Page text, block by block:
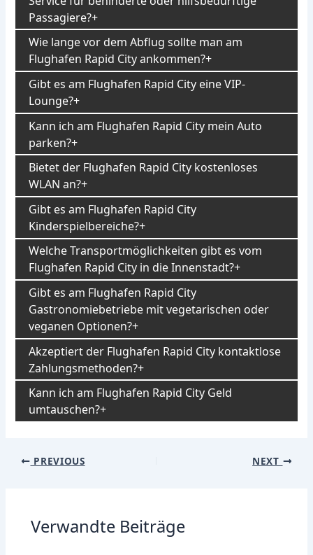
Passagiere?
Wie lange vor dem Abflug sollte man am
Flughafen Rapid City ankommen?
Gibt es am Flughafen Rapid City eine VIP-
Lounge?
Kann ich am Flughafen Rapid City mein Auto
parken?
Bietet der Flughafen Rapid City kostenloses
WLAN an?
Gibt es am Flughafen Rapid City
Kinderspielbereiche?
Welche Transportmöglichkeiten gibt es vom
Flughafen Rapid City in die Innenstadt?
Gibt es am Flughafen Rapid City
Gastronomiebetriebe mit vegetarischen oder
veganen Optionen?
Akzeptiert der Flughafen Rapid City kontaktlose
Zahlungsmethoden?
Kann ich am Flughafen Rapid City Geld
umtauschen?
Post
PREVIOUS NEXT
Verwandte Beiträge